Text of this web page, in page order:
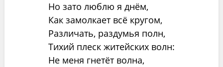
Но зато люблю я днём,
Как замолкает всё кругом,
Различать, раздумья полн,
Тихий плеск житейских волн:
Не меня гнетёт волна,